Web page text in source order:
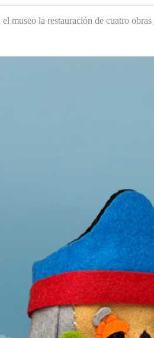
museo la restauración de cuatro